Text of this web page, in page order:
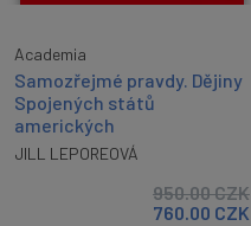
Academia
Samozřejmé pravdy. Dějiny
Spojených států
amerických
JILL LEPOREOVÁ
950.00CZK
760.00 CZK